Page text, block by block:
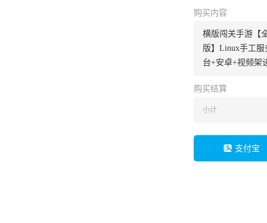
购买内容
横版闯关手游【
版】Linux手工
台+安卓+视频架
购买结算
小计
支付宝